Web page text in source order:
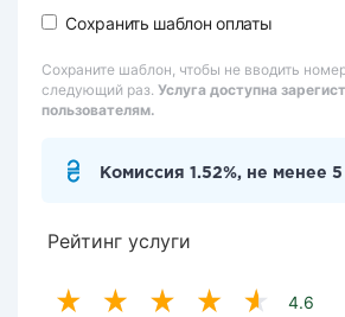
Сохранить шаблон оплаты
Сохраните шаблон, чтобы не вводить
следующий раз. Услуга доступна
пользователям.
Комиссия 1.52%, не менее 5
Рейтинг услуги
4.6